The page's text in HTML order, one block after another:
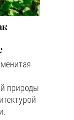
природы